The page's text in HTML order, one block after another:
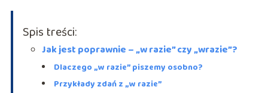
Spis treści:
Jak jest poprawnie – „w razie” czy „wrazie”?
Dlaczego „w razie” piszemy osobno?
Przykłady zdań z „w razie”